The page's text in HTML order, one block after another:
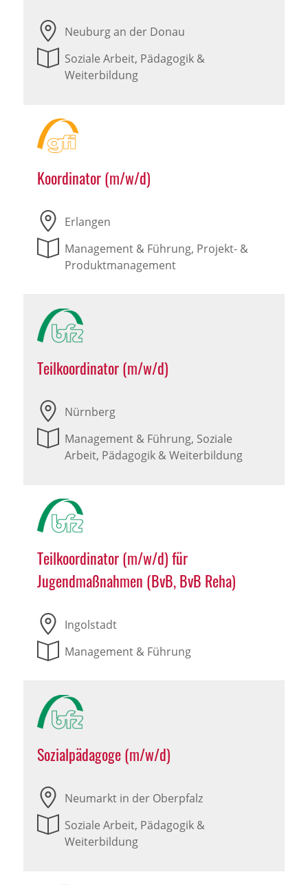
Neuburg an der Donau
Soziale Arbeit, Pädagogik &
Weiterbildung
Koordinator (m/w/d)
Erlangen
Management & Führung, Projekt- &
Produktmanagement
Teilkoordinator (m/w/d)
Nürnberg
Management & Führung, Soziale
Arbeit, Pädagogik & Weiterbildung
Teilkoordinator (m/w/d) für
Jugendmaßnahmen (BvB, BvB Reha)
Ingolstadt
Management & Führung
Sozialpädagoge (m/w/d)
Neumarkt in der Oberpfalz
Soziale Arbeit, Pädagogik &
Weiterbildung